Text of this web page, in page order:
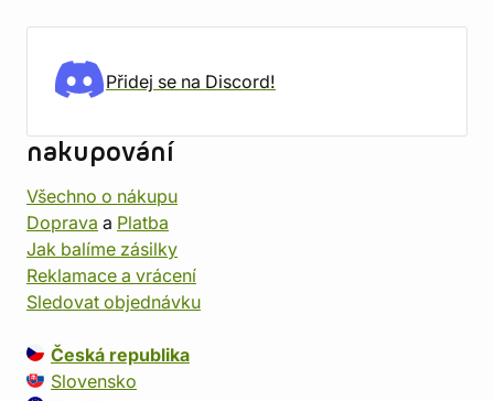
Přidej se na Discord!
nakupování
Všechno o nákupu
Doprava a Platba
Jak balíme zásilky
Reklamace a vrácení
Sledovat objednávku
Česká republika
Slovensko